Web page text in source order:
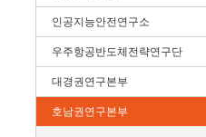
인공지능안전연구소
우주항공반도체전략연구단
대경권연구본부
호남권연구본부